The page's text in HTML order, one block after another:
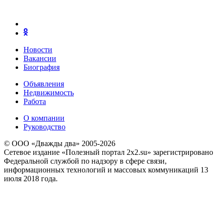
Новости
Вакансии
Биография
Объявления
Недвижимость
Работа
О компании
Руководство
© ООО «Дважды два» 2005-2026
Сетевое издание «Полезный портал 2x2.su» зарегистрировано
Федеральной службой по надзору в сфере связи,
информационных технологий и массовых коммуникаций 13
июля 2018 года.